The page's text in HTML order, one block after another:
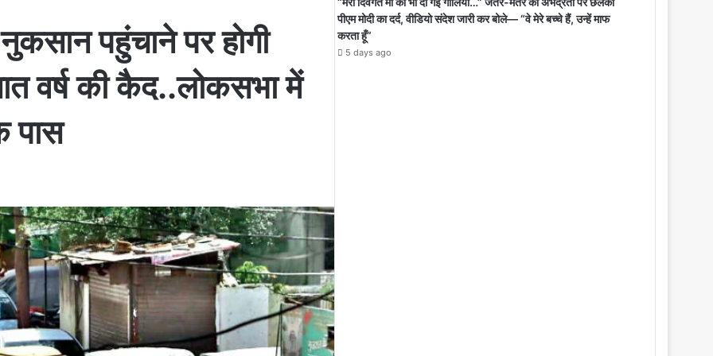
पहुंचाने पर होगी
वर्ष की कैद..लोकसभा में
पास
पीएम मोदी का दर्द, वीडियो संदेश जारी कर बोले— “वे मेरे बच्चे हैं, उन्हें माफ
करता हूँ”
5 days ago